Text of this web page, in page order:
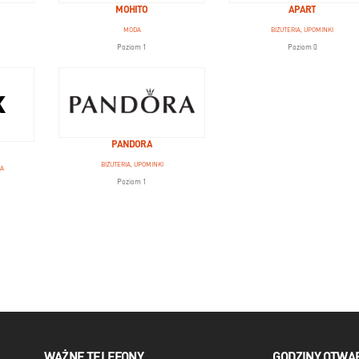
MOHITO
MODA
Poziom 1
APART
BIŻUTERIA, UPOMINKI
Poziom 0
PANDORA
BIŻUTERIA, UPOMINKI
Poziom 1